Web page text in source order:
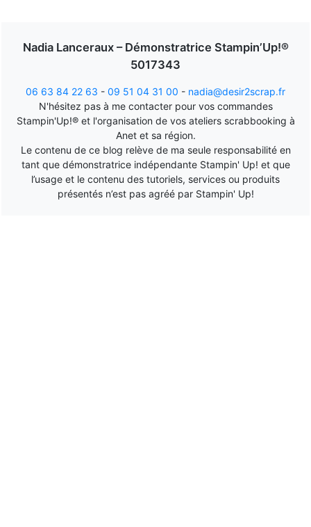
Nadia Lanceraux – Démonstratrice Stampin’Up!®
5017343
06 63 84 22 63 - 09 51 04 31 00 - nadia@desir2scrap.fr
N'hésitez pas à me contacter pour vos commandes
Stampin'Up!® et l'organisation de vos ateliers scrabbooking à
Anet et sa région.
Le contenu de ce blog relève de ma seule responsabilité en
tant que démonstratrice indépendante Stampin' Up! et que
l’usage et le contenu des tutoriels, services ou produits
présentés n’est pas agréé par Stampin' Up!